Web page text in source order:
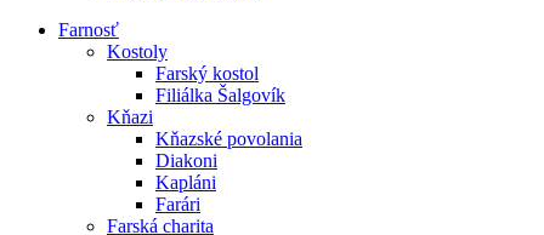
Farnosť
Kostoly
Farský kostol
Filiálka Šalgovík
Kňazi
Kňazské povolania
Diakoni
Kapláni
Farári
Farská charita